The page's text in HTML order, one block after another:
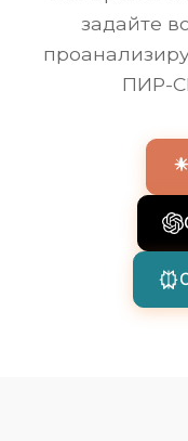
задайте
ПИР-